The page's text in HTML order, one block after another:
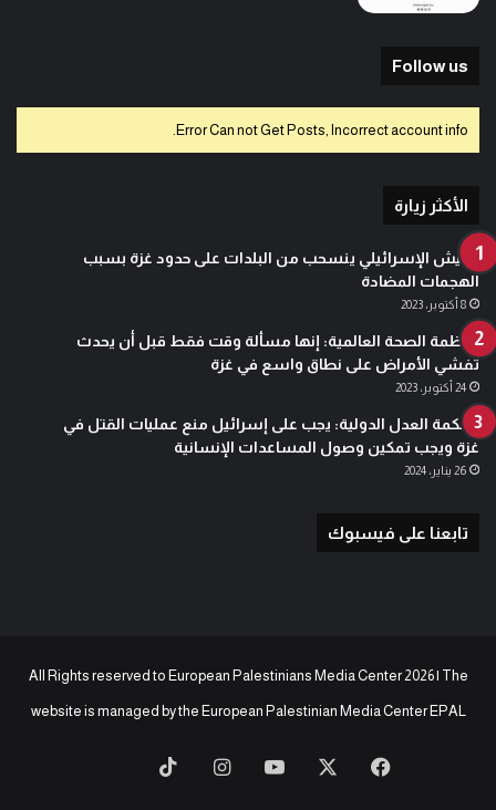
Follow us
Error Can not Get Posts, Incorrect account info.
الأكثر زيارة
الجيش الإسرائيلي ينسحب من البلدات على حدود غزة بسبب
الهجمات المضادة
8 أكتوبر، 2023
منظمة الصحة العالمية: إنها مسألة وقت فقط قبل أن يحدث
تفشي الأمراض على نطاق واسع في غزة
24 أكتوبر، 2023
محكمة العدل الدولية: يجب على إسرائيل منع عمليات القتل في
غزة ويجب تمكين وصول المساعدات الإنسانية
26 يناير، 2024
تابعنا على فيسبوك
All Rights reserved to European Palestinians Media Center 2026 | The
website is managed by the European Palestinian Media Center EPAL
فيسبوك ‫YouTubeانستقرام